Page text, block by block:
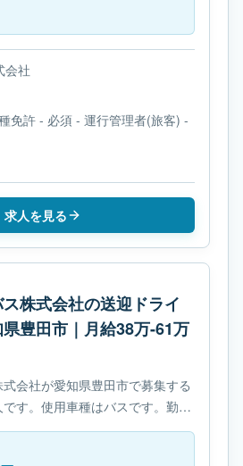
会社
免許 - 必須 - 運行管理者(旅客) -
求人を見る
株式会社の送迎ドライ
豊田市｜月給38万-61万
会社が愛知県豊田市で募集する
す。使用車種はバスです。勤務
制です。必要免許は- 大型自動車